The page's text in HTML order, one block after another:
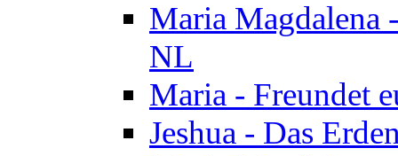
Maria Magdalena
NL
Maria - Freundet
Jeshua - Das